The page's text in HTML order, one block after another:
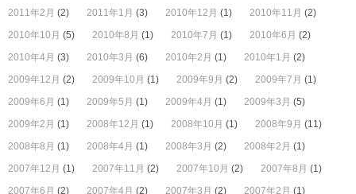
2011年2月 (2) 2011年1月 (3) 2010年12月 (1) 2010年11月 (2)
2010年10月 (5) 2010年8月 (1) 2010年7月 (1) 2010年6月 (2)
2010年4月 (3) 2010年3月 (6) 2010年2月 (1) 2010年1月 (2)
2009年12月 (2) 2009年10月 (1) 2009年9月 (2) 2009年7月 (1)
2009年6月 (1) 2009年5月 (1) 2009年4月 (1) 2009年3月 (5)
2009年2月 (1) 2008年12月 (1) 2008年10月 (1) 2008年9月 (11)
2008年8月 (1) 2008年4月 (1) 2008年3月 (2) 2008年2月 (1)
2007年12月 (1) 2007年11月 (2) 2007年10月 (2) 2007年8月 (1)
2007年6月 (2) 2007年4月 (2) 2007年3月 (2) 2007年2月 (1)